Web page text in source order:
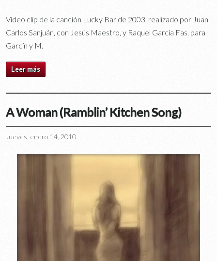
Vi­deo clip de la can­ción Lu­cky Bar de 2003, rea­li­za­do por Juan
Car­los San­juán, con Je­sús Maes­tro, y Ra­quel Gar­cía Fas, pa­ra
Gar­cín y M.
Leer más
A Woman (Ramblin’ Kitchen Song)
Jueves, enero 14, 2010